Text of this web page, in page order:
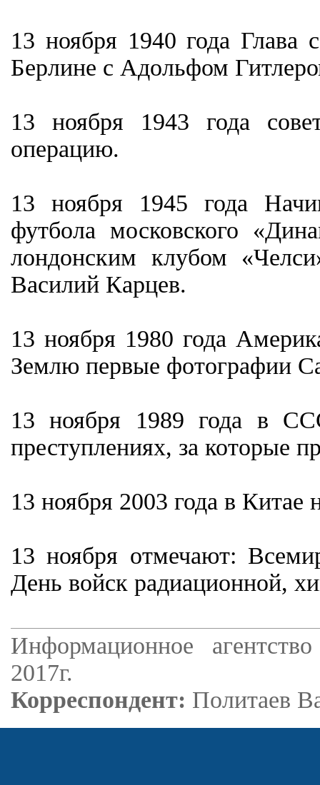
13 ноября 1940 года Глава
Берлине с Адольфом
13 ноября 1943 года
операцию.
13 ноября 1945 года
футбола московского
лондонским клубом
Василий Карцев.
13 ноября 1980 года
Землю первые фотографии
13 ноября 1989 года в
преступлениях, за которые
13 ноября 2003 года в Китае
13 ноября отмечают:
День войск радиационной,
Информационное
2017г.
Корреспондент: Политаев